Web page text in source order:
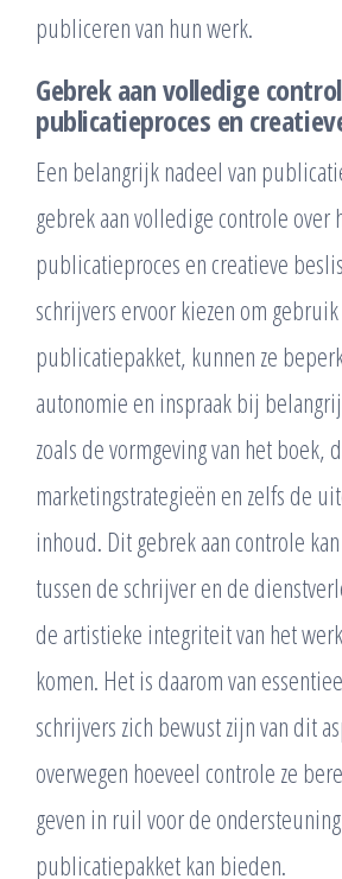
publiceren van hun werk.
Gebrek aan volledige
publicatieproces en
Een belangrijk nadeel van
gebrek aan volledige controle over
publicatieproces en creatieve
schrijvers ervoor kiezen om
publicatiepakket, kunnen ze
autonomie en inspraak bij
zoals de vormgeving van het boek,
marketingstrategieën en zelfs de
inhoud. Dit gebrek aan controle
tussen de schrijver en de
de artistieke integriteit van het
komen. Het is daarom van
schrijvers zich bewust zijn van dit
overwegen hoeveel controle ze
geven in ruil voor de
publicatiepakket kan bieden.